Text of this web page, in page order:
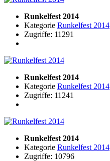
Runkelfest 2014
Kategorie Runkelfest 2014
Zugriffe: 11291
Runkelfest 2014
Kategorie Runkelfest 2014
Zugriffe: 11241
Runkelfest 2014
Kategorie Runkelfest 2014
Zugriffe: 10796